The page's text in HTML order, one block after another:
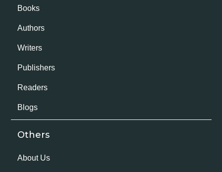
Books
Authors
Writers
Publishers
Readers
Blogs
Others
About Us